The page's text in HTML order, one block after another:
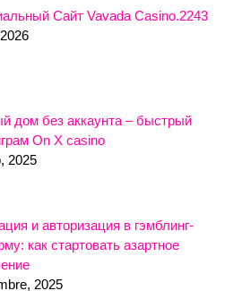
Сайт Vavada Casino.2243
дом без аккаунта – быстрый
On X casino
2025
и авторизация в гэмблинг-
как стартовать азартное
2025